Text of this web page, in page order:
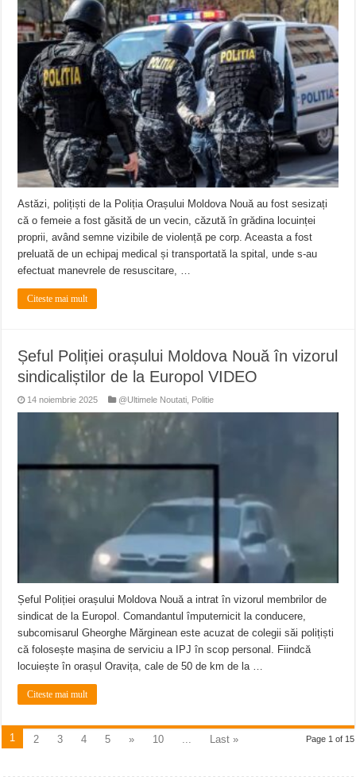
Astăzi, polițiști de la Poliția Orașului Moldova Nouă au fost sesizați
că o femeie a fost găsită de un vecin, căzută în grădina locuinței
proprii, având semne vizibile de violență pe corp. Aceasta a fost
preluată de un echipaj medical și transportată la spital, unde s-au
efectuat manevrele de resuscitare, …
Citeste mai mult
Șeful Poliției orașului Moldova Nouă în vizorul
sindicaliștilor de la Europol VIDEO
14 noiembrie 2025 @Ultimele Noutati Politie
Șeful Poliției orașului Moldova Nouă a intrat în vizorul membrilor de
sindicat de la Europol. Comandantul împuternicit la conducere,
subcomisarul Gheorghe Mărginean este acuzat de colegii săi polițiști
că folosește mașina de serviciu a IPJ în scop personal. Fiindcă
locuiește în orașul Oravița, cale de 50 de km de la …
Citeste mai mult
Page 1 of 15
1 2 3 4 5 » 10 Last »